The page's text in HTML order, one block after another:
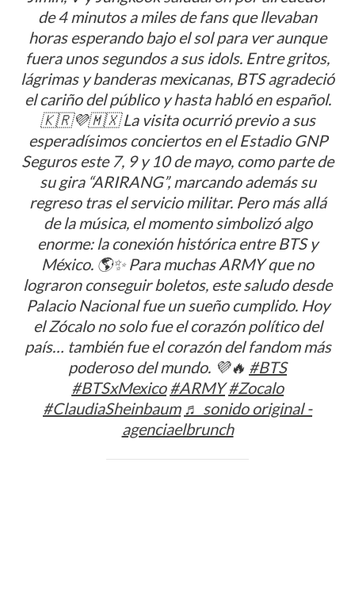
de 4 minutos a miles de fans que llevaban
horas esperando bajo el sol para ver aunque
fuera unos segundos a sus idols. Entre gritos,
lágrimas y banderas mexicanas, BTS agradeció
el cariño del público y hasta habló en español.
🇰🇷💜🇲🇽 La visita ocurrió previo a sus
esperadísimos conciertos en el Estadio GNP
Seguros este 7, 9 y 10 de mayo, como parte de
su gira “ARIRANG”, marcando además su
regreso tras el servicio militar. Pero más allá
de la música, el momento simbolizó algo
enorme: la conexión histórica entre BTS y
México. 🌎✨ Para muchas ARMY que no
lograron conseguir boletos, este saludo desde
Palacio Nacional fue un sueño cumplido. Hoy
el Zócalo no solo fue el corazón político del
país… también fue el corazón del fandom más
poderoso del mundo. 💜🔥 #BTS
#BTSxMexico #ARMY #Zocalo
#ClaudiaSheinbaum ♬ sonido original -
agenciaelbrunch